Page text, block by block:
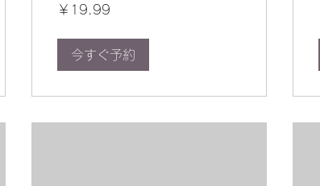
円
￥19.99
今すぐ予約